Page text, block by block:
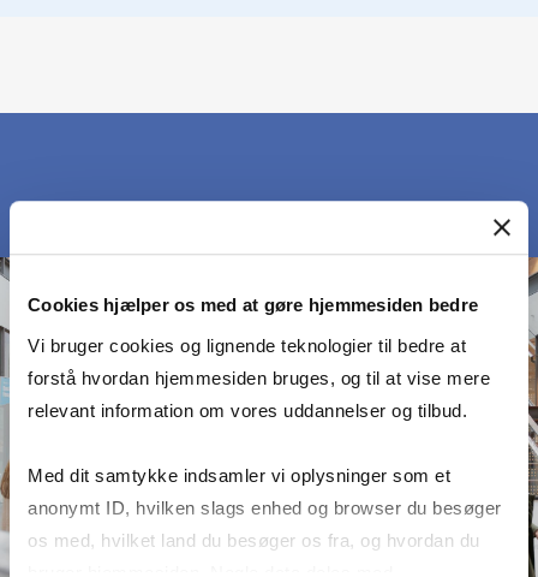
Cookies hjælper os med at gøre hjemmesiden bedre
Vi bruger cookies og lignende teknologier til bedre at
forstå hvordan hjemmesiden bruges, og til at vise mere
relevant information om vores uddannelser og tilbud.
Med dit samtykke indsamler vi oplysninger som et
anonymt ID, hvilken slags enhed og browser du besøger
os med, hvilket land du besøger os fra, og hvordan du